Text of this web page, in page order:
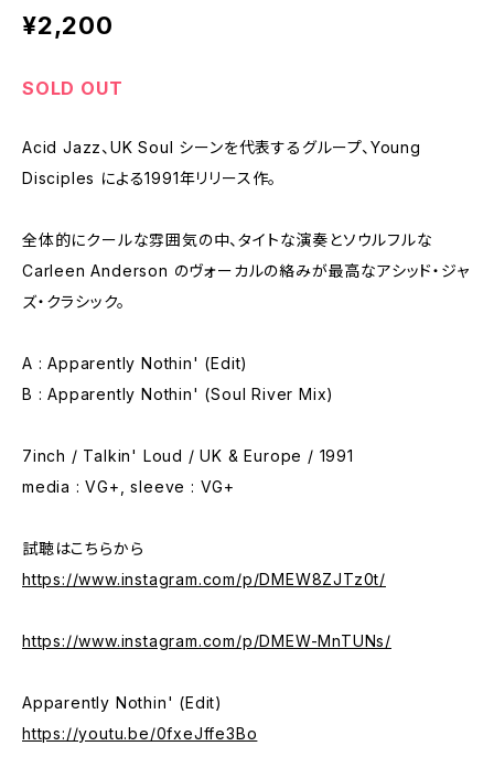
¥2,200
SOLD OUT
Acid Jazz、UK Soul シーンを代表するグループ、Young
Disciples による1991年リリース作。
全体的にクールな雰囲気の中、タイトな演奏とソウルフルな
Carleen Anderson のヴォーカルの絡みが最高なアシッド・ジャ
ズ・クラシック。
A : Apparently Nothin' (Edit)
B : Apparently Nothin' (Soul River Mix)
7inch / Talkin' Loud / UK & Europe / 1991
media : VG+, sleeve : VG+
試聴はこちらから
https://www.instagram.com/p/DMEW8ZJTz0t/
https://www.instagram.com/p/DMEW-MnTUNs/
Apparently Nothin' (Edit)
https://youtu.be/0fxeJffe3Bo